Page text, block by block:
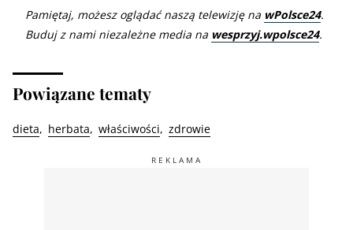
Pamiętaj, możesz oglądać naszą telewizję na wPolsce24.
Buduj z nami niezależne media na wesprzyj.wpolsce24.
Powiązane tematy
dieta herbata właściwości zdrowie